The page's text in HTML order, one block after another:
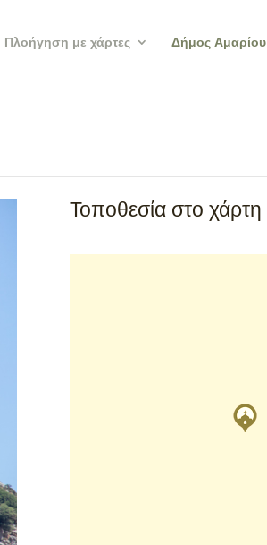
Πλοήγηση με χάρτες Δήμος Αμαρίου
Τοποθεσία στο χάρτη